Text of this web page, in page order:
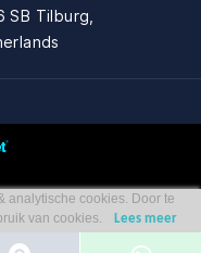
SB Tilburg,
analytische cookies. Door te
van cookies.
Lees meer